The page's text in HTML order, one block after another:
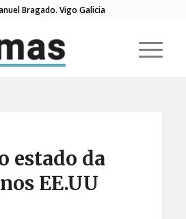
Bragado. Vigo Galicia
estado da
EE.UU